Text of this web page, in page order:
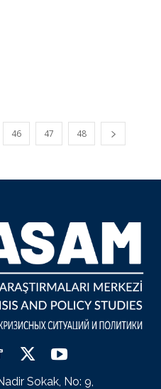
46 47 48
Sokak, No: 9,